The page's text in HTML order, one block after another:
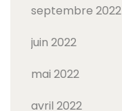
septembre 2022
juin 2022
mai 2022
avril 2022